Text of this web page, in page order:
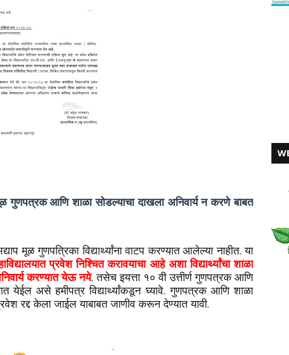
गुणपत्रक आणि शाळा सोडल्याचा दाखला अनिवार्य न करणे बाबत
मूळ गुणपत्रिका विद्यार्थ्यांना वाटप करण्यात आलेल्या नाहीत. या
प्रवेश निश्चित करावयाचा आहे अशा विद्यार्थ्यांचा शाळा
करण्यात येऊ नये. तसेच इयत्ता १० वी उत्तीर्ण गुणपत्रक आणि
येईल असे हमीपत्र विद्यार्थ्यांकडून घ्यावे. गुणपत्रक आणि शाळा
रद्द केला जाईल याबाबत जाणीव करून देण्यात यावी.